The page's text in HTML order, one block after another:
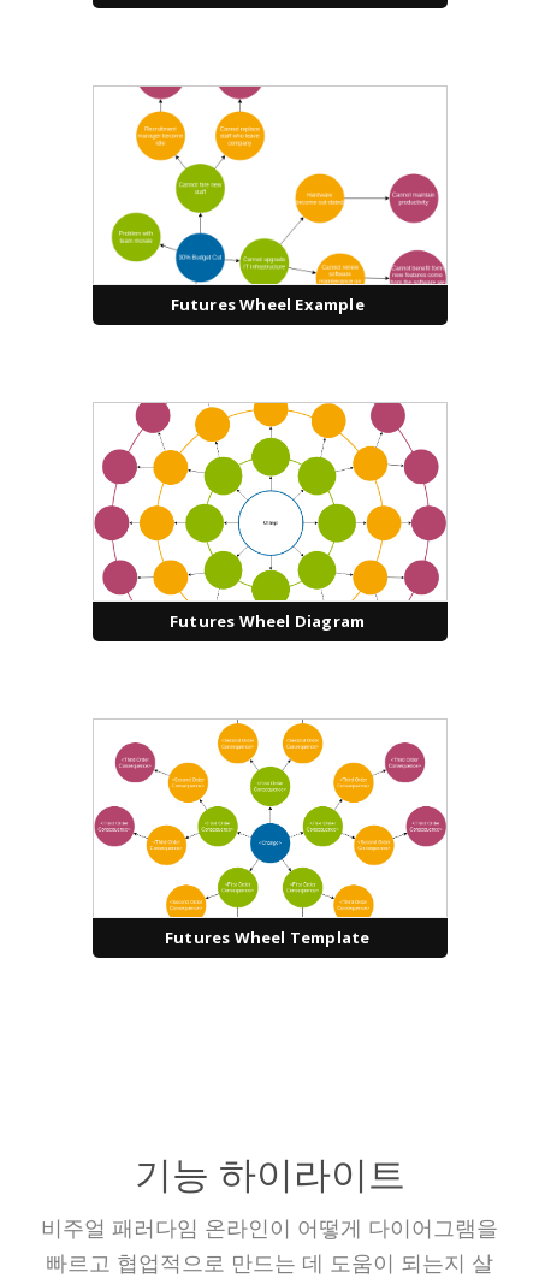
Futures Wheel Example
Futures Wheel Diagram
Futures Wheel Template
기능 하이라이트
비주얼 패러다임 온라인이 어떻게 다이어그램을
빠르고 협업적으로 만드는 데 도움이 되는지 살